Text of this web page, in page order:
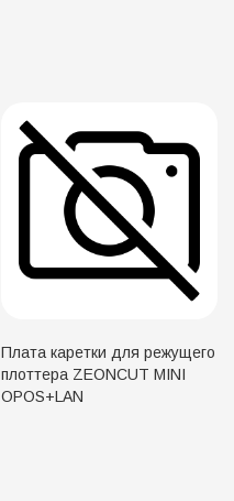
Плата каретки для режущего
плоттера ZEONCUT MINI
OPOS+LAN